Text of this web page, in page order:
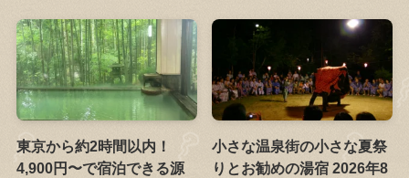
東京から約2時間以内！
4,900円〜で宿泊できる源
小さな温泉街の小さな夏祭
りとお勧めの湯宿 2026年8